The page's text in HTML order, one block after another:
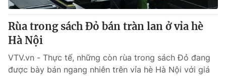
VTV9 VTV8
Liên hệ tòa soạn
Rùa trong sách Đỏ bán tràn lan ở vỉa hè
Hà Nội
VTV.vn - Thực tế, những còn rùa trong sách Đỏ đang
được bày bán ngang nhiên trên vỉa hè Hà Nội với giá